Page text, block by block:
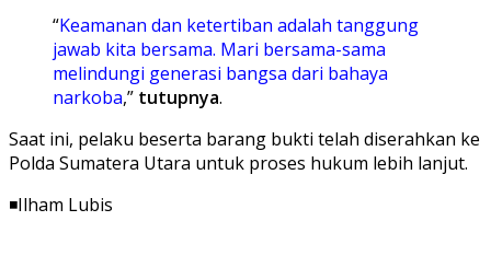
“Keamanan dan ketertiban adalah tanggung
jawab kita bersama. Mari bersama-sama
melindungi generasi bangsa dari bahaya
narkoba,” tutupnya.
Saat ini, pelaku beserta barang bukti telah diserahkan ke
Polda Sumatera Utara untuk proses hukum lebih lanjut.
◾️Ilham Lubis